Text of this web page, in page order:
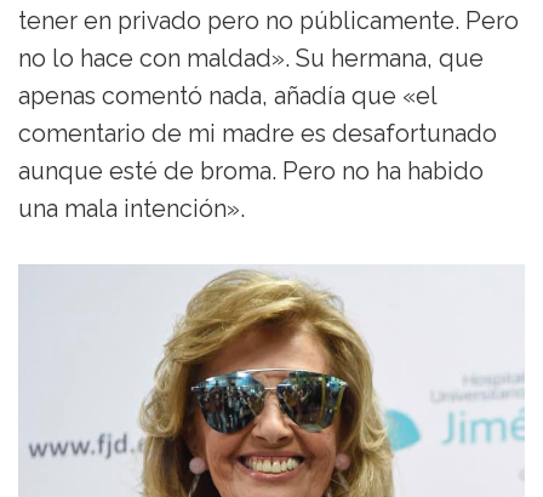
tener en privado pero no públicamente. Pero
no lo hace con maldad». Su hermana, que
apenas comentó nada, añadía que «el
comentario de mi madre es desafortunado
aunque esté de broma. Pero no ha habido
una mala intención».